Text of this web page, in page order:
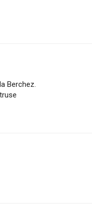
Berchez.